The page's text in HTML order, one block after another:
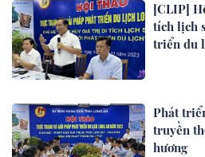
[CLIP]
tích lịch
triển du
Phát
truyền
hương